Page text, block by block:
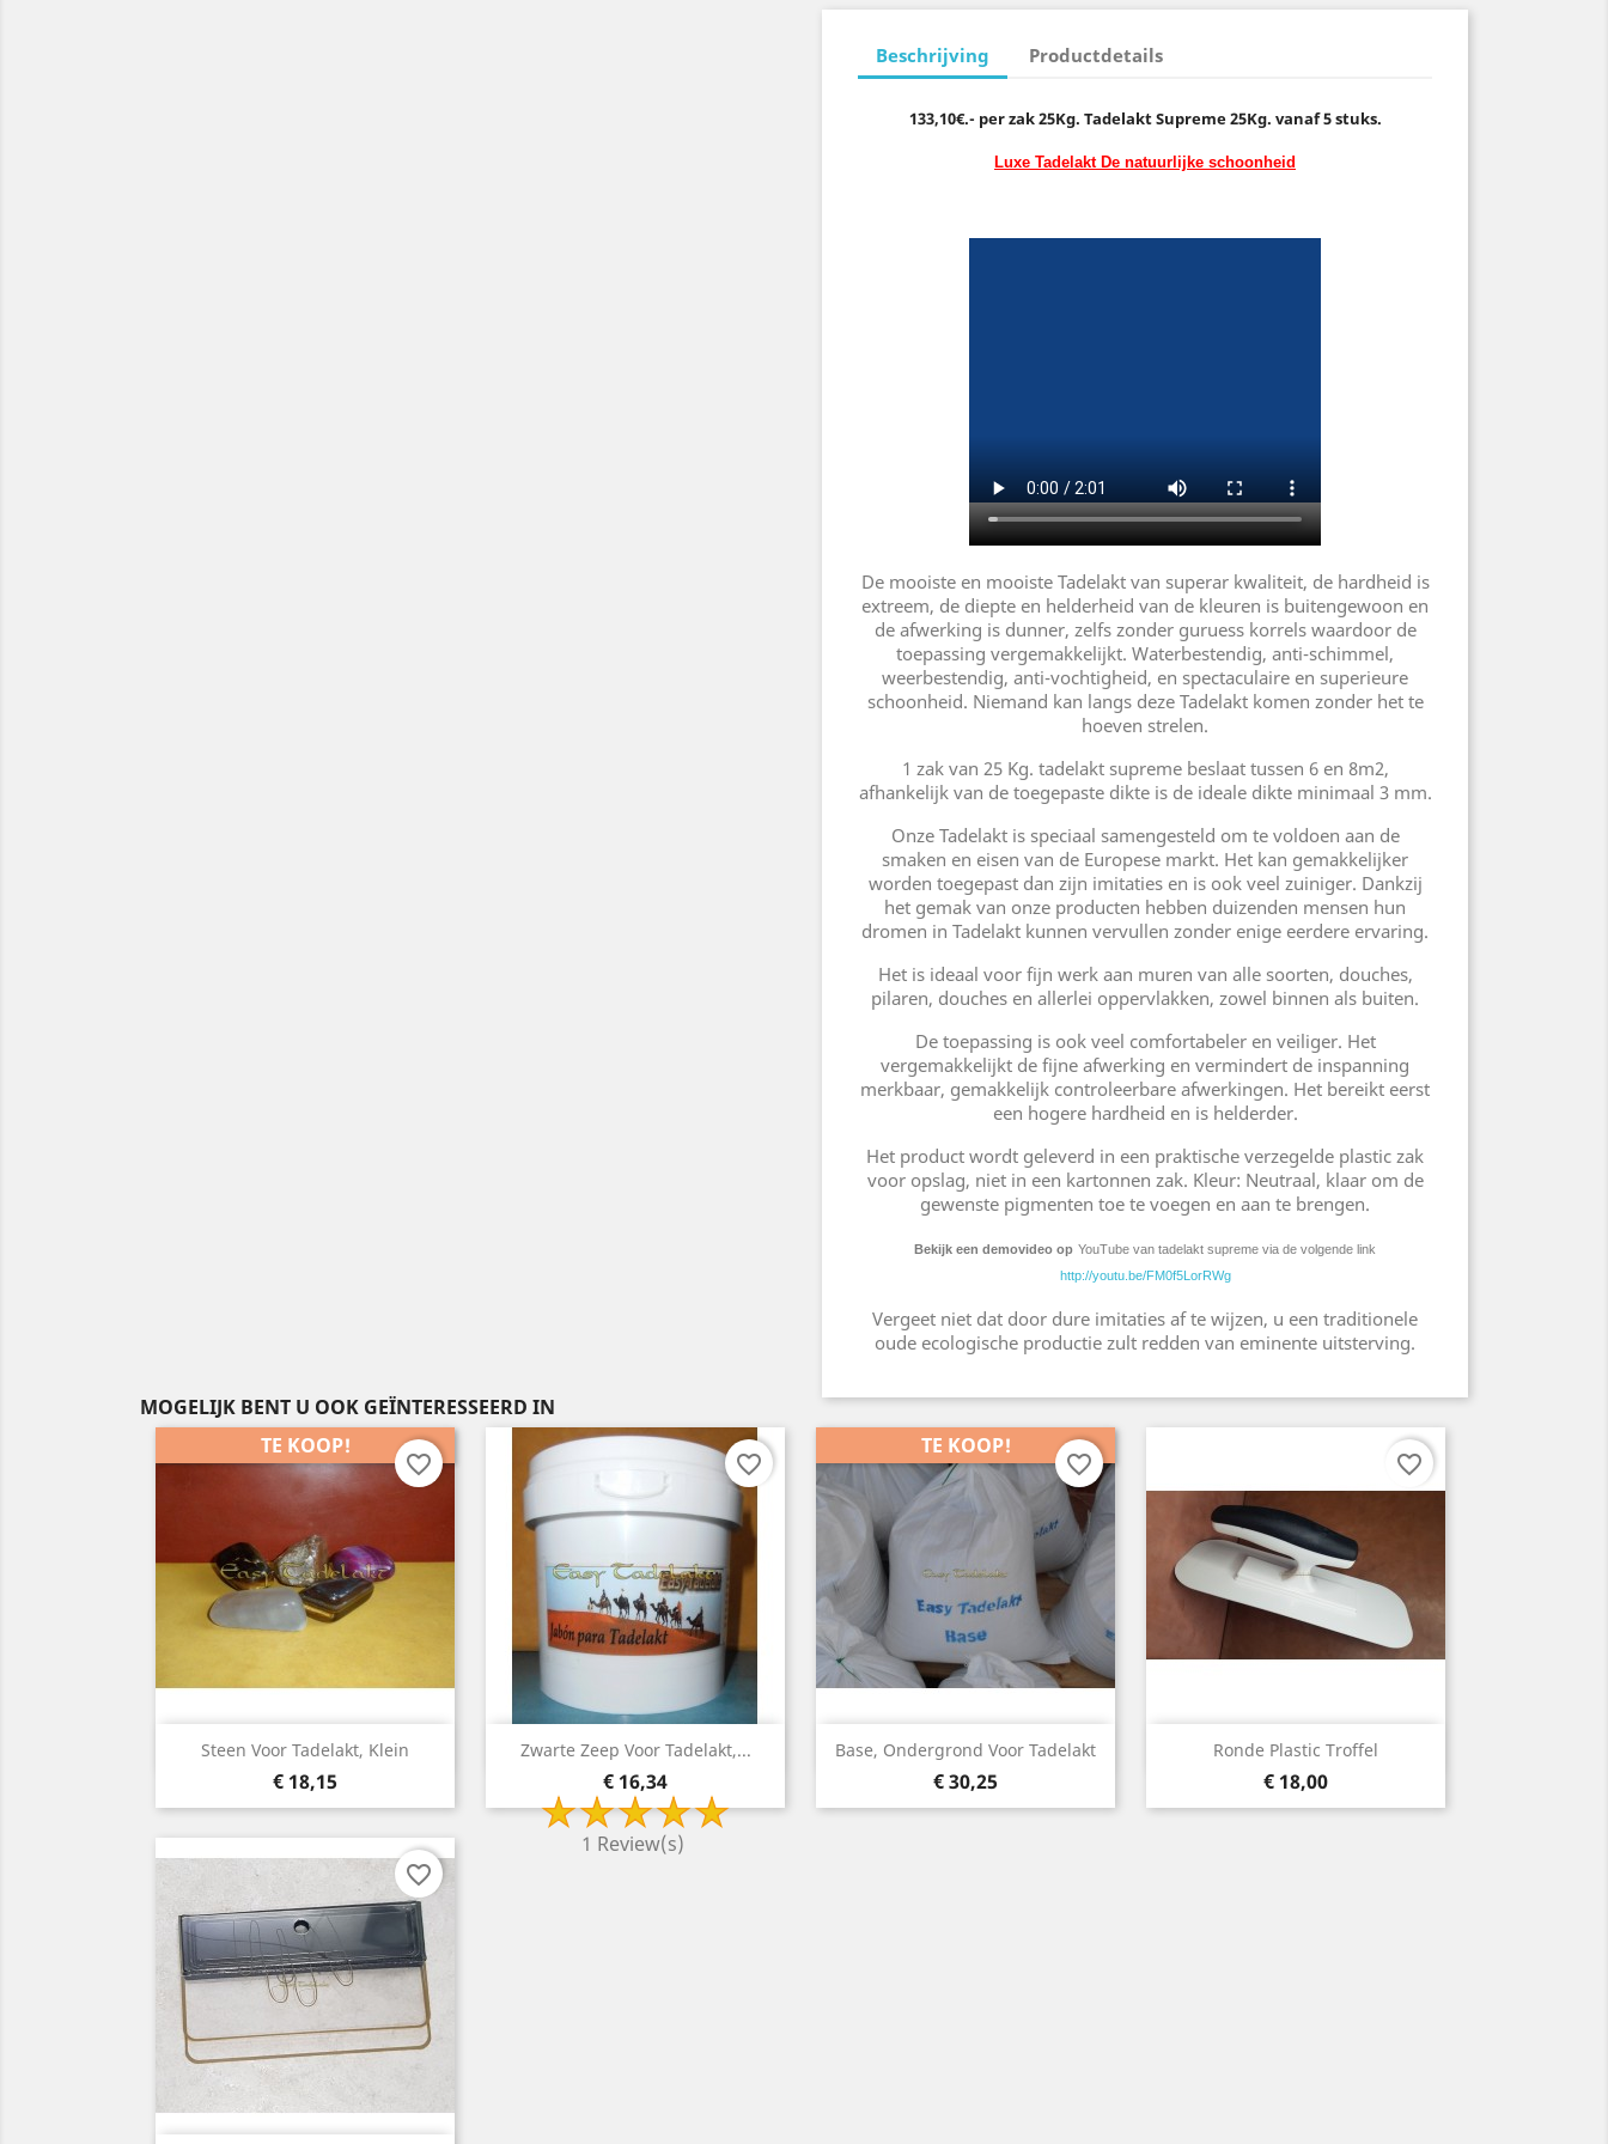
Beschrijving Productdetails
133,10€.- per zak 25Kg. Tadelakt Supreme 25Kg. vanaf 5 stuks.
Luxe Tadelakt De natuurlijke schoonheid
De mooiste en mooiste Tadelakt van superar kwaliteit, de hardheid is
extreem, de diepte en helderheid van de kleuren is buitengewoon en
de afwerking is dunner, zelfs zonder guruess korrels waardoor de
toepassing vergemakkelijkt. Waterbestendig, anti-schimmel,
weerbestendig, anti-vochtigheid, en spectaculaire en superieure
schoonheid. Niemand kan langs deze Tadelakt komen zonder het te
hoeven strelen.
1 zak van 25 Kg. tadelakt supreme beslaat tussen 6 en 8m2,
afhankelijk van de toegepaste dikte is de ideale dikte minimaal 3 mm.
Onze Tadelakt is speciaal samengesteld om te voldoen aan de
smaken en eisen van de Europese markt. Het kan gemakkelijker
worden toegepast dan zijn imitaties en is ook veel zuiniger. Dankzij
het gemak van onze producten hebben duizenden mensen hun
dromen in Tadelakt kunnen vervullen zonder enige eerdere ervaring.
Het is ideaal voor fijn werk aan muren van alle soorten, douches,
pilaren, douches en allerlei oppervlakken, zowel binnen als buiten.
De toepassing is ook veel comfortabeler en veiliger. Het
vergemakkelijkt de fijne afwerking en vermindert de inspanning
merkbaar, gemakkelijk controleerbare afwerkingen. Het bereikt eerst
een hogere hardheid en is helderder.
Het product wordt geleverd in een praktische verzegelde plastic zak
voor opslag, niet in een kartonnen zak. Kleur: Neutraal, klaar om de
gewenste pigmenten toe te voegen en aan te brengen.
Bekijk een demovideo op YouTube van tadelakt supreme via de volgende link
http://youtu.be/FM0f5LorRWg
Vergeet niet dat door dure imitaties af te wijzen, u een traditionele
oude ecologische productie zult redden van eminente uitsterving.
MOGELIJK BENT U OOK GEÏNTERESSEERD IN
Steen Voor Tadelakt, Klein
Prijs
€ 18,15
TE KOOP!
Snelle weergave
favorite_border
Zwarte Zeep Voor Tadelakt,...
Prijs
€ 16,34
1 Review(s)
Snelle weergave
favorite_border
Base, Ondergrond Voor Tadelakt
Prijs
€ 30,25
TE KOOP!
Snelle weergave
favorite_border
Ronde Plastic Troffel
Prijs
€ 18,00
Snelle weergave
favorite_border
favorite_border